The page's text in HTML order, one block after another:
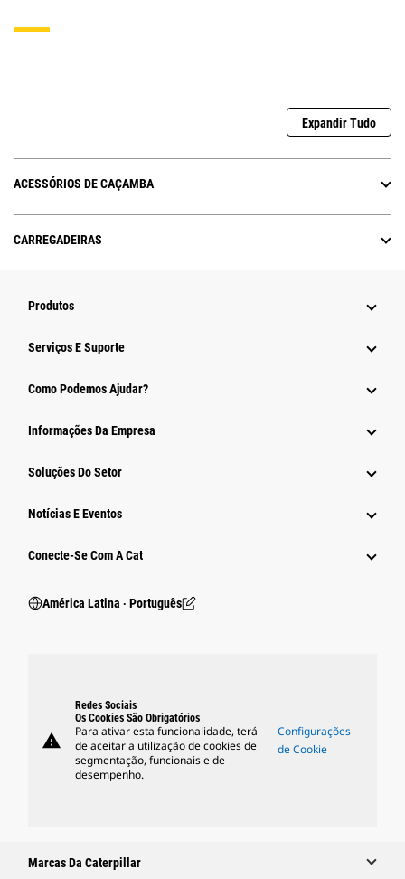
Expandir Tudo
ACESSÓRIOS DE CAÇAMBA
CARREGADEIRAS
Produtos
Serviços E Suporte
Como Podemos Ajudar?
Informações Da Empresa
Soluções Do Setor
Notícias E Eventos
Conecte-Se Com A Cat
América Latina ‧ Português
warning
Redes Sociais
Os Cookies São Obrigatórios
Para ativar esta funcionalidade, terá
de aceitar a utilização de cookies de
segmentação, funcionais e de
desempenho.
Configurações
de Cookie
Marcas Da Caterpillar